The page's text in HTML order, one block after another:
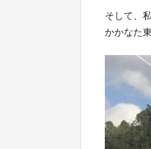
そして、
かかなた